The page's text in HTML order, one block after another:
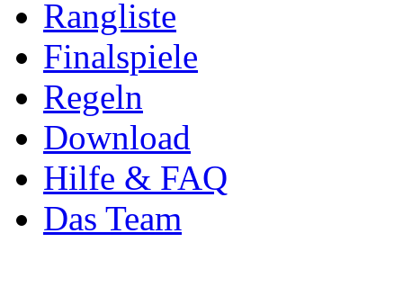
Rangliste
Finalspiele
Regeln
Download
Hilfe & FAQ
Das Team